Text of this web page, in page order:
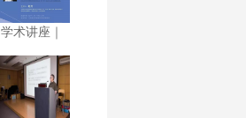
学术讲座｜